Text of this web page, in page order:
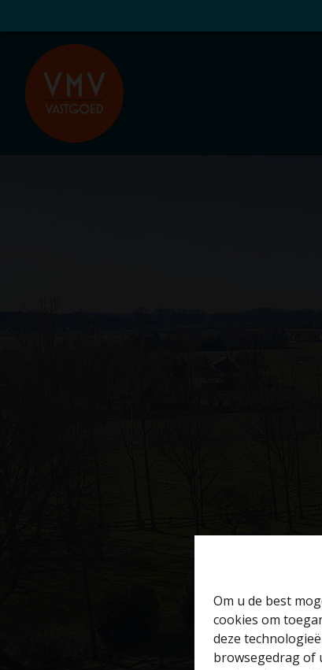
Om u de best
cookies om
deze
browsegedrag of